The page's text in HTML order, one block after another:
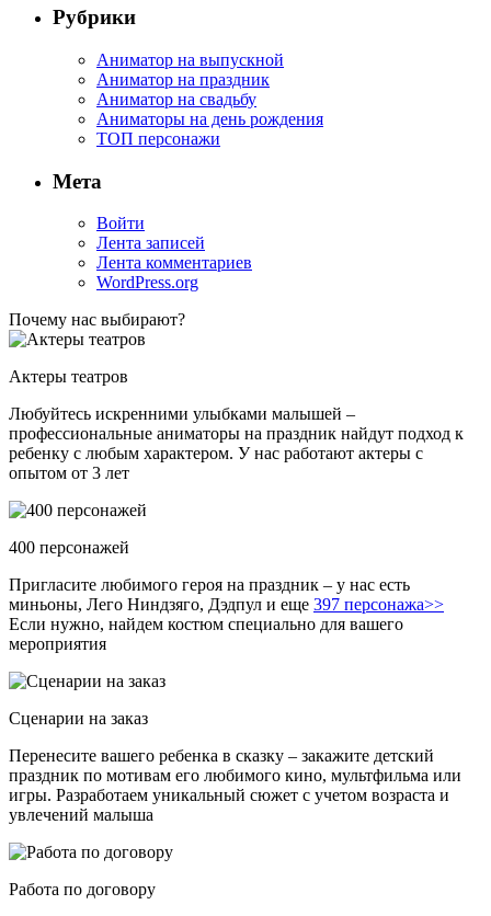
Рубрики
Аниматор на выпускной
Аниматор на праздник
Аниматор на свадьбу
Аниматоры на день рождения
ТОП персонажи
Мета
Войти
Лента записей
Лента комментариев
WordPress.org
Почему нас выбирают?
Актеры театров
Любуйтесь искренними улыбками малышей –
профессиональные аниматоры на праздник найдут подход к
ребенку с любым характером. У нас работают актеры с
опытом от 3 лет
400 персонажей
Пригласите любимого героя на праздник – у нас есть
миньоны, Лего Ниндзяго, Дэдпул и еще 397 персонажа>>
Если нужно, найдем костюм специально для вашего
мероприятия
Сценарии на заказ
Перенесите вашего ребенка в сказку – закажите детский
праздник по мотивам его любимого кино, мультфильма или
игры. Разработаем уникальный сюжет с учетом возраста и
увлечений малыша
Работа по договору